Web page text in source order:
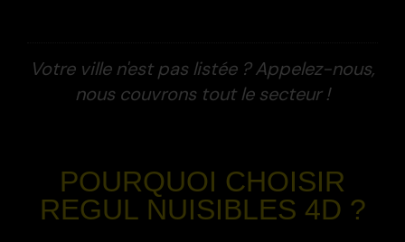
Votre ville n'est pas listée ? Appelez-nous,
nous couvrons tout le secteur !
POURQUOI CHOISIR
REGUL NUISIBLES 4D ?